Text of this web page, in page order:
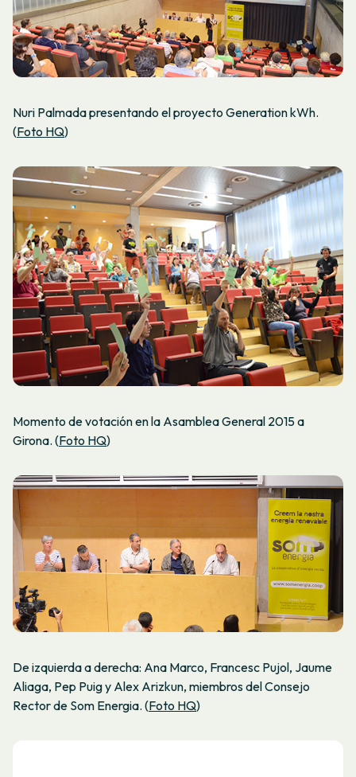
Nuri Palmada presentando el proyecto Generation kWh.
(Foto HQ)
Momento de votación en la Asamblea General 2015 a
Girona. (Foto HQ)
De izquierda a derecha: Ana Marco, Francesc Pujol, Jaume
Aliaga, Pep Puig y Alex Arizkun, miembros del Consejo
Rector de Som Energia. (Foto HQ)